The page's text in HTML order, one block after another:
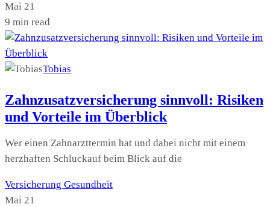
Mai 21
9 min read
Tobias
Zahnzusatzversicherung sinnvoll: Risiken
und Vorteile im Überblick
Wer einen Zahnarzttermin hat und dabei nicht mit einem
herzhaften Schluckauf beim Blick auf die
Versicherung Gesundheit
Mai 21